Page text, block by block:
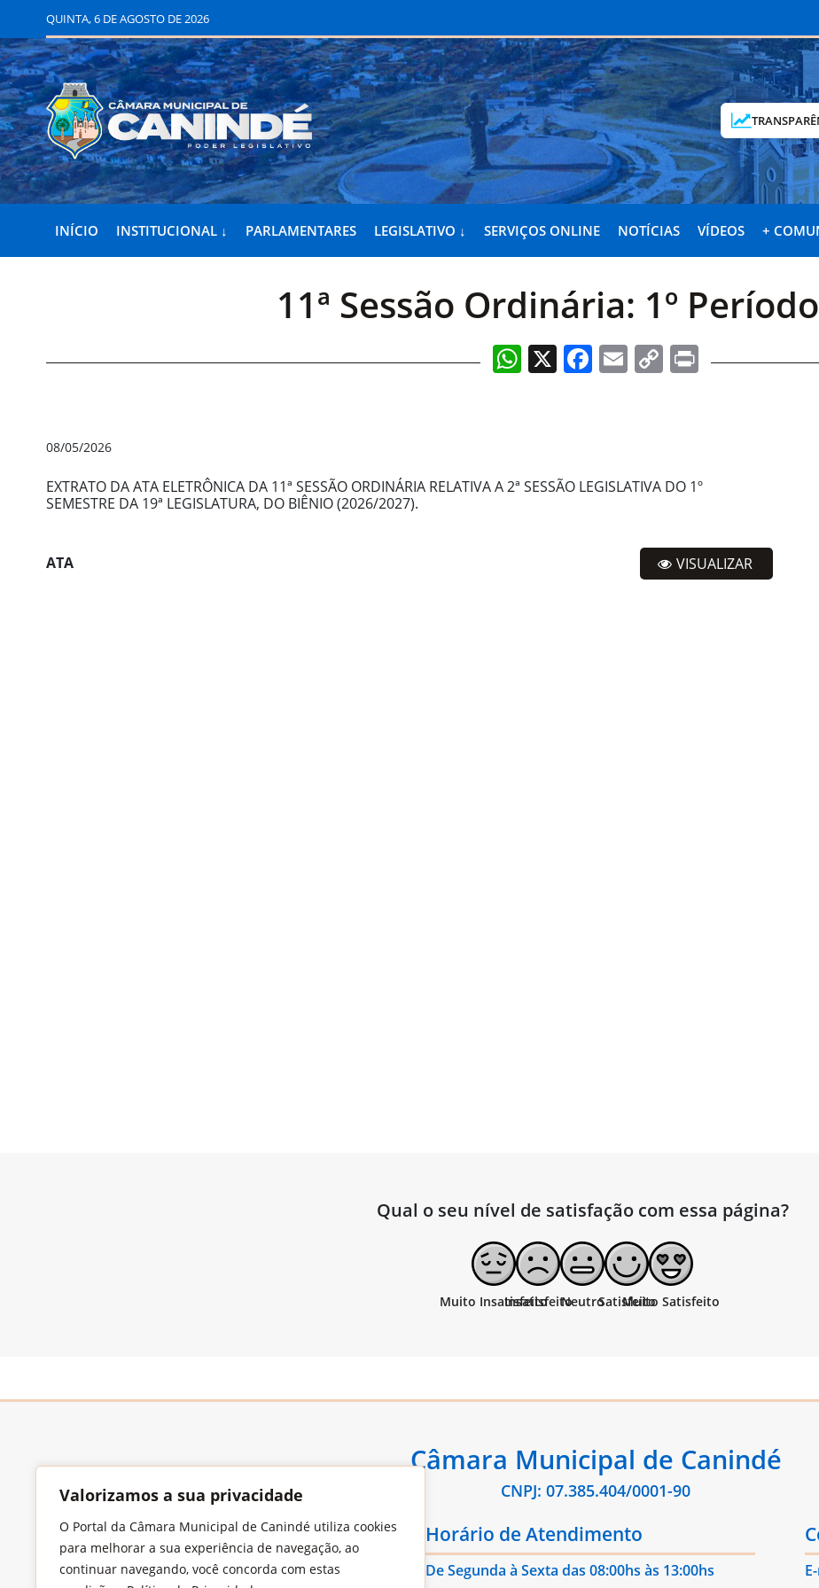
Valorizamos a sua privacidade
O Portal da Câmara Municipal de Canindé utiliza cookies
para melhorar a sua experiência de navegação, ao
continuar navegando, você concorda com estas
QUINTA, 6 DE AGOSTO DE 2026
INÍCIO INSTITUCIONAL ↓ PARLAMENTARES LEGISLATIVO ↓ SERVIÇOS ONLINE NOTÍCIAS VÍDEOS +
11ª Sessão Ordinária: 1º
WhatsApp
X Facebook
EmailCopyPrint
08/05/2026
EXTRATO DA ATA ELETRÔNICA DA 11ª SESSÃO ORDINÁRIA RELATIVA A 2ª SESSÃO LEGISLATIVA DO 1º
SEMESTRE DA 19ª LEGISLATURA, DO BIÊNIO (2026/2027).
ATA VISUALIZAR
Qual o seu nível de satisfação com essa página?
Câmara Municipal de Canindé
CNPJ: 07.385.404/0001-90
Endereço
Largo Francisco Xavier de Medeiros, S/N,
Horário de Atendimento
De Segunda à Sexta das 08:00hs às 13:00hs